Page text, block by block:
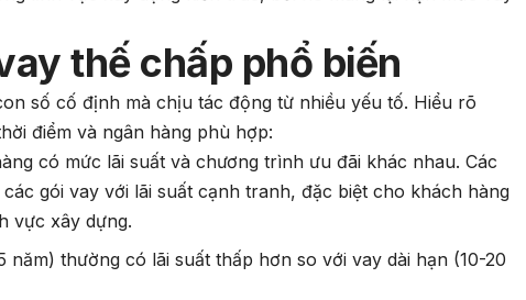
thế chấp phổ biến
số cố định mà chịu tác động từ nhiều yếu tố. Hiểu rõ
điểm và ngân hàng phù hợp:
có mức lãi suất và chương trình ưu đãi khác nhau. Các
gói vay với lãi suất cạnh tranh, đặc biệt cho khách hàng
vực xây dựng.
năm) thường có lãi suất thấp hơn so với vay dài hạn (10-20